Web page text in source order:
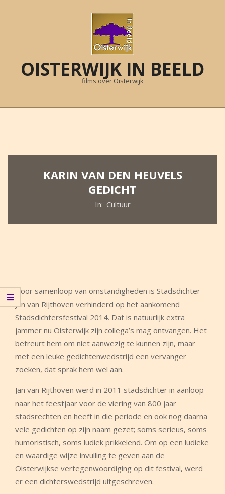
OISTERWIJK IN BEELD
films over Oisterwijk
Primary
KARIN VAN DEN HEUVELS
GEDICHT
In: Cultuur
Door samenloop van omstandigheden is Stadsdichter
Jan van Rijthoven verhinderd op het aankomend
Stadsdichtersfestival 2014. Dat is natuurlijk extra
jammer nu Oisterwijk zijn collega’s mag ontvangen. Het
betreurt hem om niet aanwezig te kunnen zijn, maar
met een leuke gedichtenwedstrijd een vervanger
zoeken, dat sprak hem wel aan.
Jan van Rijthoven werd in 2011 stadsdichter in aanloop
naar het feestjaar voor de viering van 800 jaar
stadsrechten en heeft in die periode en ook nog daarna
vele gedichten op zijn naam gezet; soms serieus, soms
humoristisch, soms ludiek prikkelend. Om op een ludieke
en waardige wijze invulling te geven aan de
Oisterwijkse vertegenwoordiging op dit festival, werd
er een dichterswedstrijd uitgeschreven.